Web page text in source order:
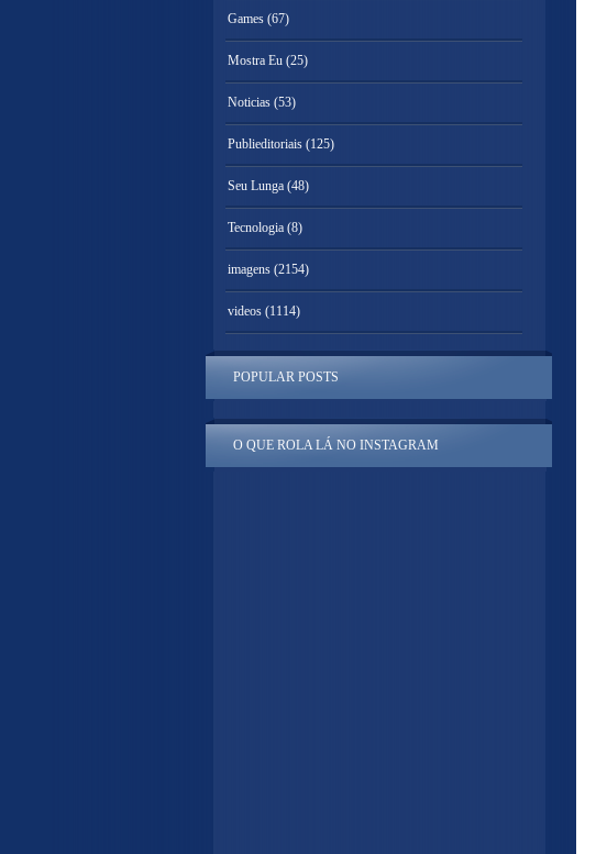
Games (67)
Mostra Eu (25)
Noticias (53)
Publieditoriais (125)
Seu Lunga (48)
Tecnologia (8)
imagens (2154)
videos (1114)
POPULAR POSTS
O QUE ROLA LÁ NO INSTAGRAM